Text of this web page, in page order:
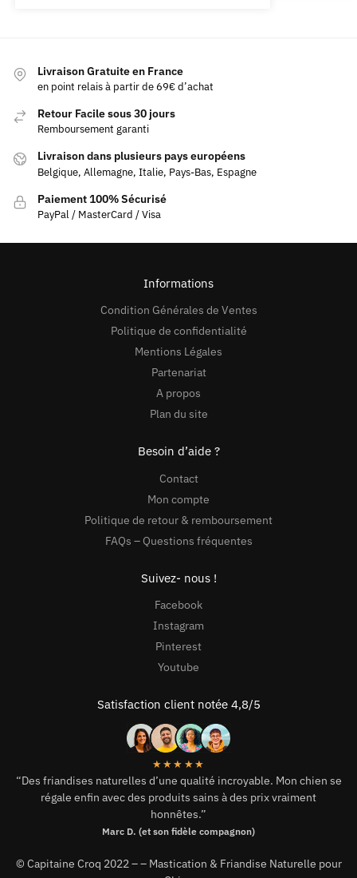
Livraison Gratuite en France
en point relais à partir de 69€ d’achat
Retour Facile sous 30 jours
Remboursement garanti
Livraison dans plusieurs pays européens
Belgique, Allemagne, Italie, Pays-Bas, Espagne
Paiement 100% Sécurisé
PayPal / MasterCard / Visa
Informations
Condition Générales de Ventes
Politique de confidentialité
Mentions Légales
Partenariat
A propos
Plan du site
Besoin d’aide ?
Contact
Mon compte
Politique de retour & remboursement
FAQs – Questions fréquentes
Suivez- nous !
Facebook
Instagram
Pinterest
Youtube
Satisfaction client notée 4,8/5
★★★★★
“Des friandises naturelles d’une qualité incroyable. Mon chien se
régale enfin avec des produits sains à des prix vraiment
honnêtes.”
Marc D. (et son fidèle compagnon)
© Capitaine Croq 2022 –– Mastication & Friandise Naturelle pour